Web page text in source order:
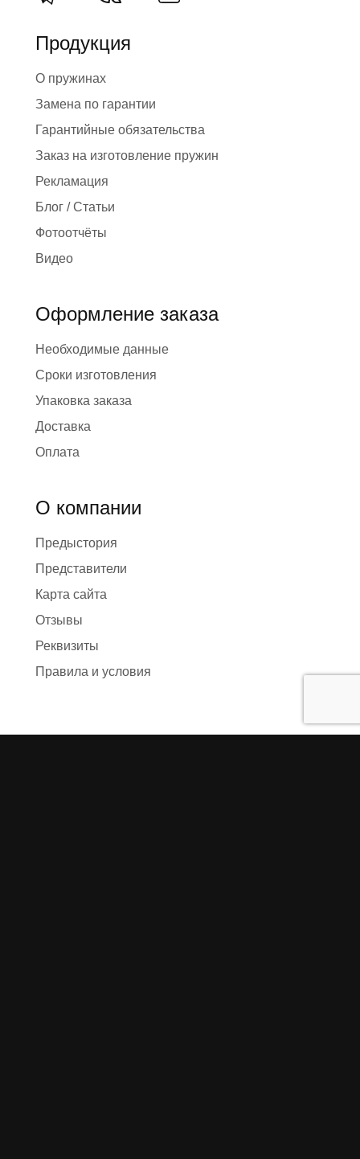
Продукция
О пружинах
Замена по гарантии
Гарантийные обязательства
Заказ на изготовление пружин
Рекламация
Блог / Статьи
Фотоотчёты
Видео
Оформление заказа
Необходимые данные
Сроки изготовления
Упаковка заказа
Доставка
Оплата
О компании
Предыстория
Представители
Карта сайта
Отзывы
Реквизиты
Правила и условия